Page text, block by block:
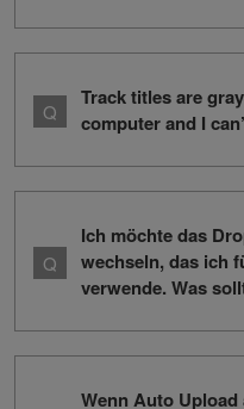
Track titles are
computer and I
Ich möchte das
wechseln, das ich
verwende. Was
Wenn Auto